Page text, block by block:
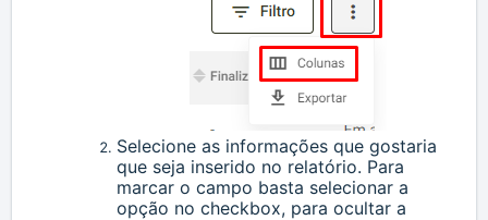
Selecione as informações que gostaria
que seja inserido no relatório. Para
marcar o campo basta selecionar a
opção no checkbox, para ocultar a